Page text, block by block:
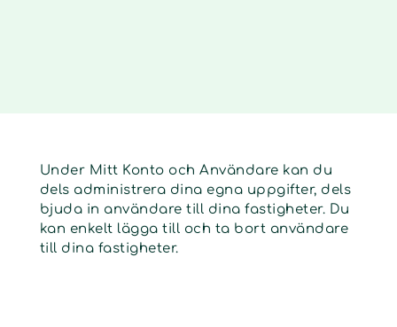
Under Mitt Konto och Användare kan du
dels administrera dina egna uppgifter, dels
bjuda in användare till dina fastigheter. Du
kan enkelt lägga till och ta bort användare
till dina fastigheter.